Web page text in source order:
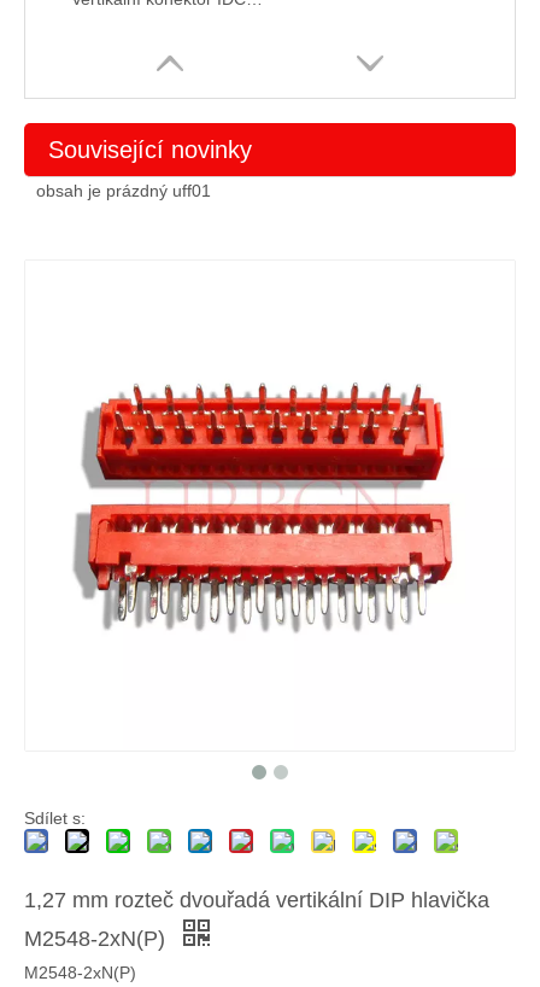
Související novinky
obsah je prázdný uff01
Sdílet s:
1,27 mm rozteč dvouřadá vertikální DIP hlavička
M2548-2xN(P)
M2548-2xN(P)